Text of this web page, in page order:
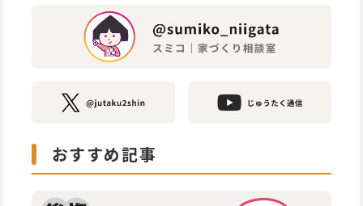
おすすめ記事